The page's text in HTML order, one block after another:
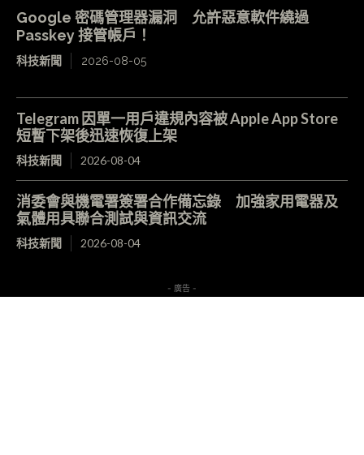
Google 密碼管理器漏洞 允許惡意軟件繞過
Passkey 接管帳戶！
科技新聞 2026-08-05
Telegram 因單一用戶違規內容被 Apple App Store
短暫下架後迅速恢復上架
科技新聞 2026-08-04
消委會與機電署簽署合作備忘錄 加強家用電器及
氣體用具聯合測試與資訊交流
科技新聞 2026-08-04
- 廣告 -